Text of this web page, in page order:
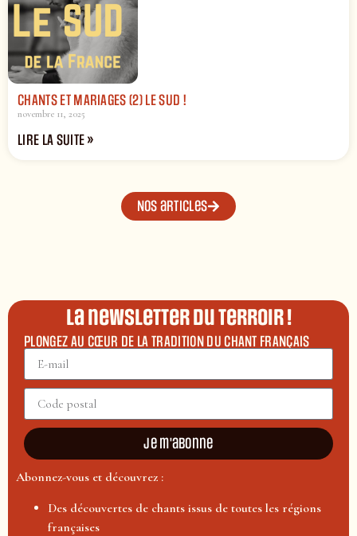
CHANTS ET MARIAGES (2) LE SUD !
novembre 11, 2025
LIRE LA SUITE »
Nos articles
La newsletter du terroir !
PLONGEZ AU CŒUR DE LA TRADITION DU CHANT FRANÇAIS
Je m'abonne
Abonnez-vous et découvrez :
Des découvertes de chants issus de toutes les régions
françaises